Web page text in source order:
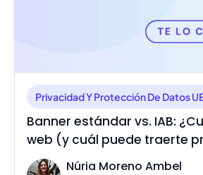
Privacidad Y Protección De Datos
Banner estándar vs. IAB:
web (y cuál puede traerte
Núria Moreno Ambel